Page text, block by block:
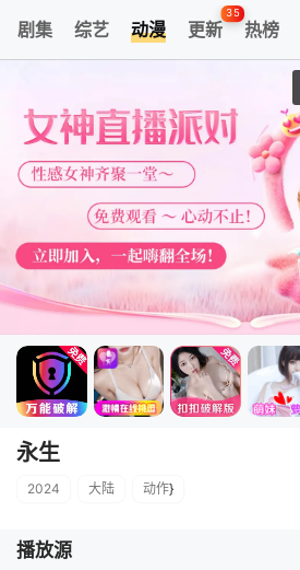
剧集 综艺 动漫 更新
35
热榜
永生
永生
2024 大陆 动作}
播放源